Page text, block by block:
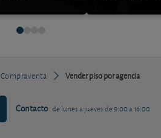
Compraventa Vender piso por agencia
Contacto de lunes a jueves de 9:00 a 16:00